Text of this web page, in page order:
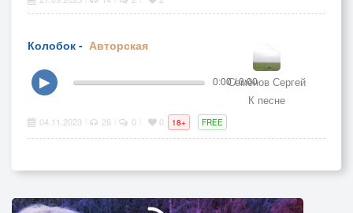
Колобок - Авторская
Семёнов Сергей
К песне
▶ 0:00 / 0:00
04.11.2023 26 0 0 18+ FREE